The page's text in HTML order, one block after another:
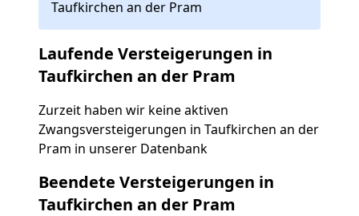
Taufkirchen an der Pram
Laufende Versteigerungen in
Taufkirchen an der Pram
Zurzeit haben wir keine aktiven
Zwangsversteigerungen in Taufkirchen an der
Pram in unserer Datenbank
Beendete Versteigerungen in
Taufkirchen an der Pram